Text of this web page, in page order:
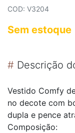
COD: V3204
Sem estoque
# Descrição
Vestido Comfy
no decote com
dupla e pence
Composição: